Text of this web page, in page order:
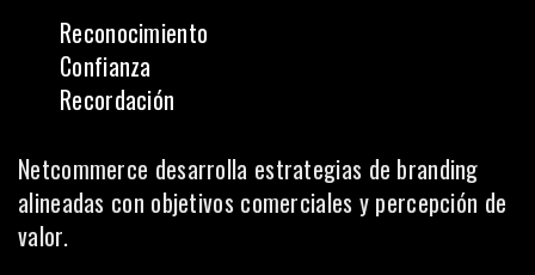
Reconocimiento
Confianza
Recordación
Netcommerce desarrolla estrategias de branding
alineadas con objetivos comerciales y percepción de
valor.